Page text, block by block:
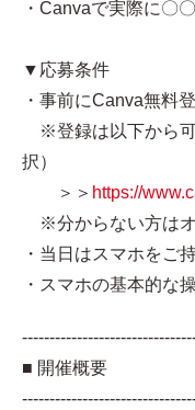
・Canvaで実際に〇
▼応募条件
・事前にCanva無料
※登録は以下から可
択）
＞＞ https://
※分からない方はオ
・当日はスマホをご
・スマホの基本的な
■ 開催概要